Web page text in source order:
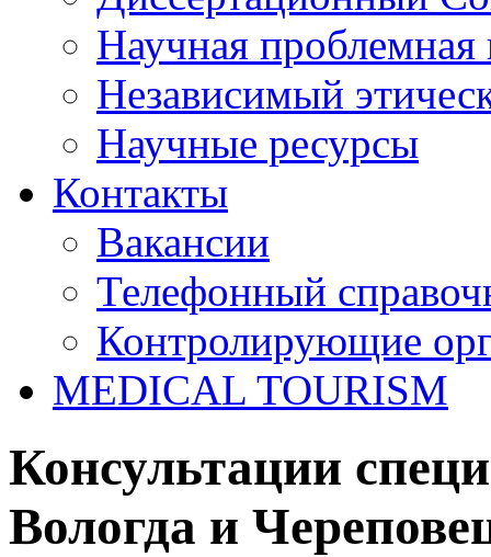
Научная проблемная
Независимый
Научные ресурсы
Контакты
Вакансии
Телефонный
Контролирующие
MEDICAL TOURISM
Консультации
Вологда и